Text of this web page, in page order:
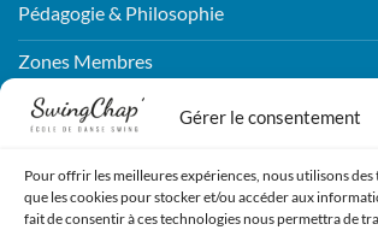
Gérer le consentement
Pour offrir les meilleures expériences, nous utilisons
que les cookies pour stocker et/ou accéder aux
fait de consentir à ces technologies nous permettra de
Pédagogie & Philosophie
Zones Membres
Connexion
CONTACTEZ-NOUS !